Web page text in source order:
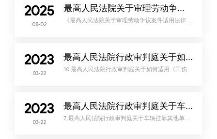
单位与超龄劳动者的权利和义务，保障超龄劳动者
的劳动报酬、休息休假、劳动安全卫生、工伤保障
等合法权益。政策原文如下：超龄劳动者基本权益
2025
08-02
最高人民法院关于审理劳动争议案件适用法律问题的解释（二）
《最高人民法院关于审理劳动争议案件适用法律问
题的解释（二）》已于2025年2月17日由最高人民
日最高人民法院审判委员会第1942次会议通过，自
2025年9月1日起施行）为正确审理劳动争议案件，
根据
2023
03-22
最高人民法院行政审判庭关于如何适用《工伤保险条例》第十四条第（六）项及第十六条第（一）项如何理解的请示
10.最高人民法院行政审判庭关于如何适用《工伤保
险条例》第十四条 第（六）项及第十六条第（一）
答复如下： 根据《工伤保险条例》第十四条第
（六）项的规定，职工在上下班途中因违章 受到机
动车事故伤害的，只要
2023
03-22
最高人民法院行政审判庭关于车辆挂靠其他单位经营车辆实际所有人聘用的司机工作中伤亡能否认定为工伤
7.最高人民法院行政审判庭关于车辆挂靠其他单位
经营车辆实际所有 人聘用的司机工作中伤亡能否认